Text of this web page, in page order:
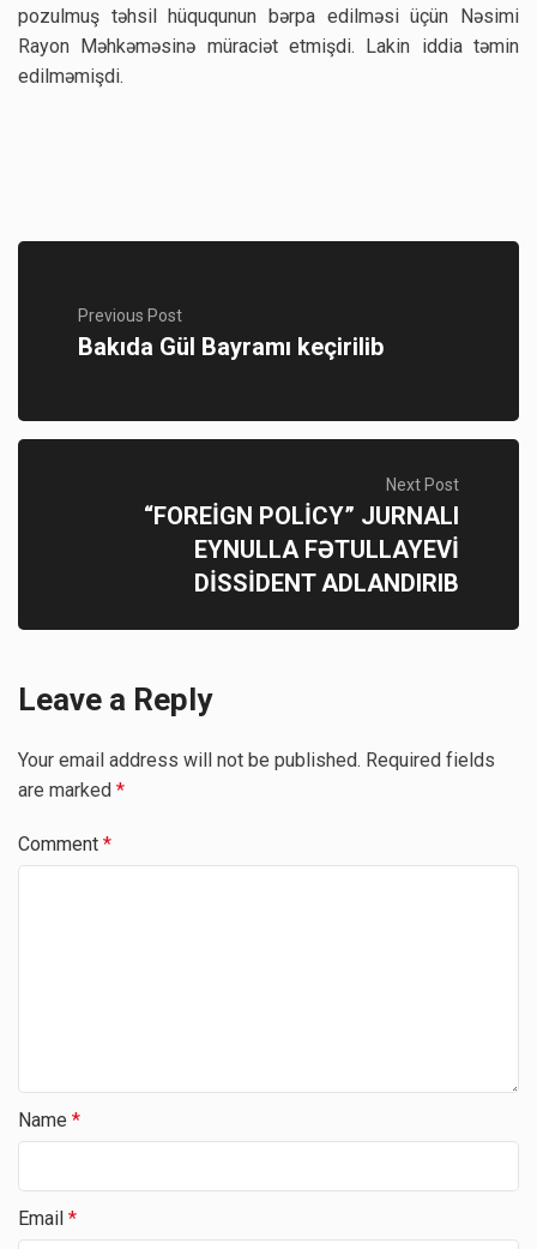
pozulmuş təhsil hüququnun bərpa edilməsi üçün Nəsimi
Rayon Məhkəməsinə müraciət etmişdi. Lakin iddia təmin
edilməmişdi.
Previous Post
Bakıda Gül Bayramı keçirilib
Next Post
“FOREİGN POLİCY” JURNALI
EYNULLA FƏTULLAYEVİ
DİSSİDENT ADLANDIRIB
Leave a Reply
Your email address will not be published. Required fields
are marked *
Comment *
Name *
Email *